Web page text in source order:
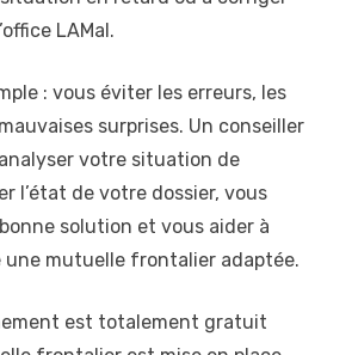
LAMal.
: vous éviter les erreurs, les
surprises. Un conseiller
votre situation de
l’état de votre dossier, vous
solution et vous aider à
une mutuelle frontalier adaptée.
est totalement gratuit